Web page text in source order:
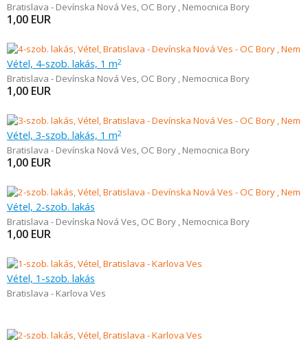
Bratislava - Devínska Nová Ves, OC Bory , Nemocnica Bory
1,00 EUR
Vétel, 4-szob. lakás, 1 m2
Bratislava - Devínska Nová Ves, OC Bory , Nemocnica Bory
1,00 EUR
Vétel, 3-szob. lakás, 1 m2
Bratislava - Devínska Nová Ves, OC Bory , Nemocnica Bory
1,00 EUR
Vétel, 2-szob. lakás
Bratislava - Devínska Nová Ves, OC Bory , Nemocnica Bory
1,00 EUR
Vétel, 1-szob. lakás
Bratislava - Karlova Ves